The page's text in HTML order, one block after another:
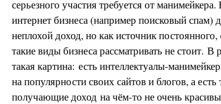
серьезного участия требуется от
интернет бизнеса (например поисковый спам)
неплохой доход, но как источник постоянного,
такие виды бизнеса рассматривать не стоит. В
такая картина: есть интеллектуалы-
на популярности своих сайтов и блогов, а
получающие доход на чём-то не очень